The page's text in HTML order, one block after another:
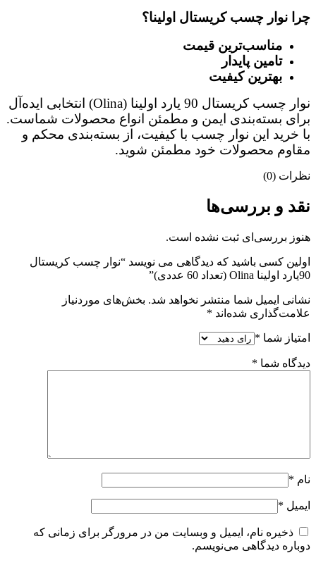
چرا نوار چسب کریستال اولینا؟
مناسب‌ترین قیمت
تامین پایدار
بهترین کیفیت
نوار چسب کریستال 90 یارد اولینا (Olina) انتخابی ایده‌آل
برای بسته‌بندی ایمن و مطمئن انواع محصولات شماست.
با خرید این نوار چسب با کیفیت، از بسته‌بندی محکم و
مقاوم محصولات خود مطمئن شوید.
نظرات (0)
نقد و بررسی‌ها
هنوز بررسی‌ای ثبت نشده است.
اولین کسی باشید که دیدگاهی می نویسد “نوار چسب کریستال
90یارد اولینا Olina (تعداد 60 عددی)”
نشانی ایمیل شما منتشر نخواهد شد. بخش‌های موردنیاز
علامت‌گذاری شده‌اند *
امتیاز شما *
دیدگاه شما *
نام *
ایمیل *
ذخیره نام، ایمیل و وبسایت من در مرورگر برای زمانی که
دوباره دیدگاهی می‌نویسم.